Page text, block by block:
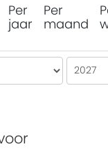
Per
jaar
Per
maand